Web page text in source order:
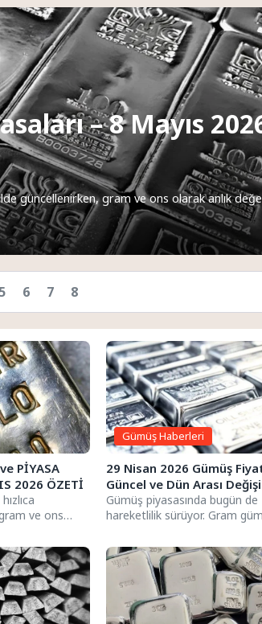
– 8 Mayıs
güncellenirken, gram ve ons olarak anlık
5 6 7 8
PİYASA
2026 ÖZETİ
ve ons
bilgiler...
Gümüş Haberleri
29 Nisan 2026 Gümüş
Güncel ve Dün Arası
Gümüş piyasasında bugün de
hareketlilik sürüyor. Gram
alırken,...